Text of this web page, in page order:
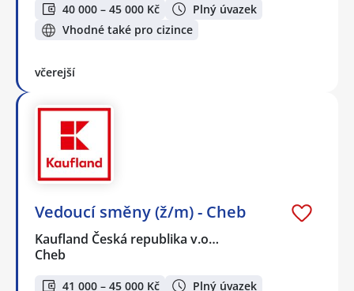
40 000 – 45 000 Kč
Plný úvazek
Vhodné také pro cizince
včerejší
Vedoucí směny (ž/m) - Cheb
Kaufland Česká republika v.o…
Cheb
41 000 – 45 000 Kč Plný úvazek